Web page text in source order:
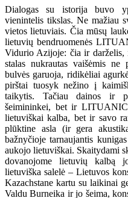
Dialogas su istorija buvo
vienintelis tikslas. Ne mažiau
vietos lietuviais. Čia mūsų
lietuvių bendruomenės
Vidurio Azijoje: čia ir darželis,
stalas nukrautas vaišėmis
bulvės garuoja, ridikėliai
pirštai tuosyk nežino į
taikytis. Tačiau dainos ir
šeimininkei, bet ir
lietuviškai kalba, bet ir savo
plūktine asla (ir gera
bažnyčioje tarnaujantis
aukojo lietuviškai. Skaitydami
dovanojome lietuvių kalbą
lietuviška salelė – Lietuvos
Kazachstane kartu su laikinai
Valdu Burneika ir jo šeima,